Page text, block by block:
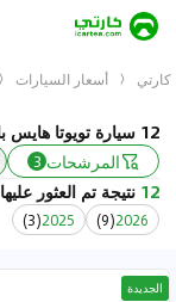
كارتي أسعار السيارات
12 سيارة تويوتا هايس باص جديدة للبيع في الإمارات
المرشحات 3
12 نتيجة تم العثور عليها
2026
(
9
)
2025
(
3
)
الجديدة